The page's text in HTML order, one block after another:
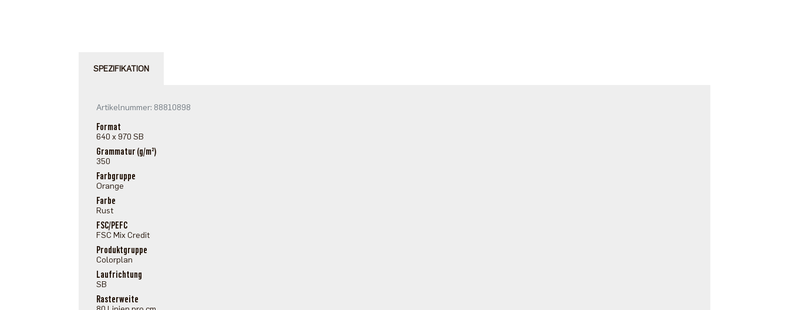
SPEZIFIKATION
Artikelnummer: 88810898
Format
640 x 970 SB
Grammatur (g/m²)
350
Farbgruppe
Orange
Farbe
Rust
FSC/PEFC
FSC Mix Credit
Produktgruppe
Colorplan
Laufrichtung
SB
Rasterweite